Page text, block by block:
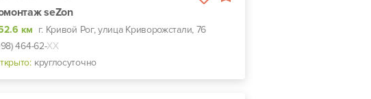
seZon
км г. Кривой Рог, улица Криворожстали, 76
464-62-ХХ
круглосуточно